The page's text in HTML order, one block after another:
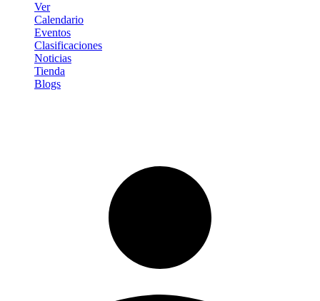
Ver
Calendario
Eventos
Clasificaciones
Noticias
Tienda
Blogs